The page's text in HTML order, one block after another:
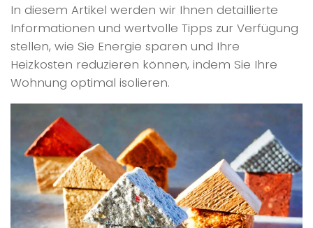
In diesem Artikel werden wir Ihnen detaillierte
Informationen und wertvolle Tipps zur Verfügung
stellen, wie Sie Energie sparen und Ihre
Heizkosten reduzieren können, indem Sie Ihre
Wohnung optimal isolieren.